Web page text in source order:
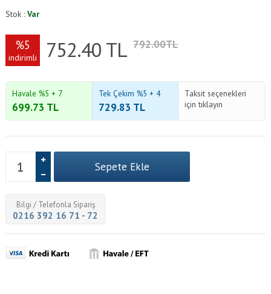
Stok :Var
%5
indirimli 752.40 TL 792.00TL
Havale %5 + 7
699.73 TL
Tek Çekim %5 + 4
729.83 TL
Taksit seçenekleri
için tıklayın
Bilgi / Telefonla Sipariş
0216 392 16 71 - 72